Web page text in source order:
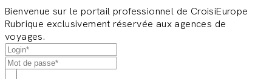
Bienvenue sur le portail professionnel de CroisiEurope
Rubrique exclusivement réservée aux agences de
voyages.